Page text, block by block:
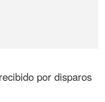
por disparos